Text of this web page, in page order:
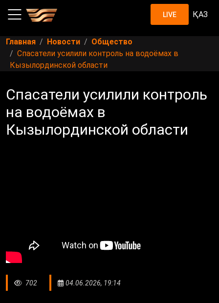
LIVE ҚАЗ
Главная Новости
Общество
Спасатели усилили контроль на водоёмах в
Кызылординской области
Спасатели усилили контроль
на водоёмах в
Кызылординской области
702 04.06.2026, 19:14